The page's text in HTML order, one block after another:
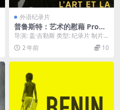
外语纪录片
普鲁斯特：艺术的慰藉 Prous
t, l’art et la douleur.1971
导演: 盖·吉勒斯 类型: 纪录片 制片
国家/地区: 法国 语言: 法语 IMD...
2 年前 10